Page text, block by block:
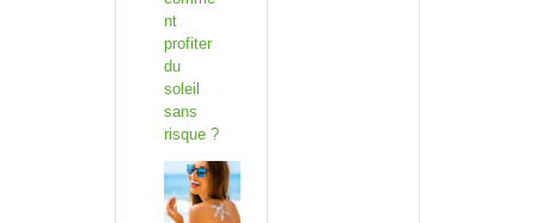
nt
profiter
du
soleil
sans
risque ?